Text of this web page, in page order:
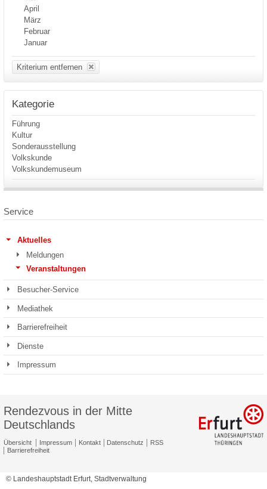
April
März
Februar
Januar
Kriterium entfernen
Kategorie
Führung
Kultur
Sonderausstellung
Volkskunde
Volkskundemuseum
Service
Aktuelles
Meldungen
Veranstaltungen
Besucher-Service
Mediathek
Barrierefreiheit
Dienste
Impressum
Rendezvous in der Mitte
Deutschlands
Übersicht Impressum Kontakt Datenschutz
RSS
Barrierefreiheit
© Landeshauptstadt Erfurt, Stadtverwaltung